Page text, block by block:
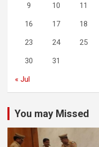
9 10 11
16 17 18
23 24 25
30 31
« Jul
You may Missed